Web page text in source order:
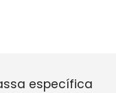
específica